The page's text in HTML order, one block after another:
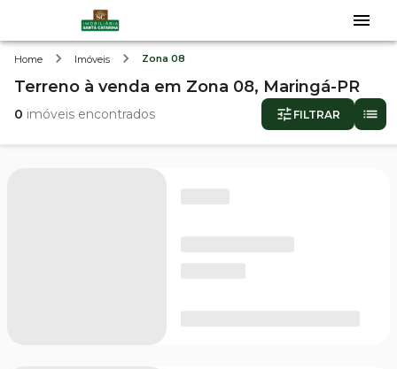
Home Imóveis Zona 08
Terreno à venda em Zona 08, Maringá-PR
0 imóveis encontrados FILTRAR